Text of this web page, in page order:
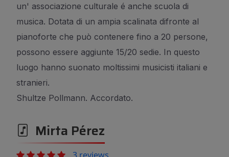
un' associazione culturale é anche scuola di
musica. Dotata di un ampia scalinata difronte al
pianoforte che può contenere fino a 20 persone,
possono essere aggiunte 15/20 sedie. In questo
luogo hanno suonato moltissimi musicisti italiani e
stranieri.
Shultze Pollmann. Accordato.
Mirta Pérez